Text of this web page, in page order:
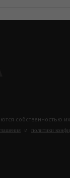
собственностью
и политики